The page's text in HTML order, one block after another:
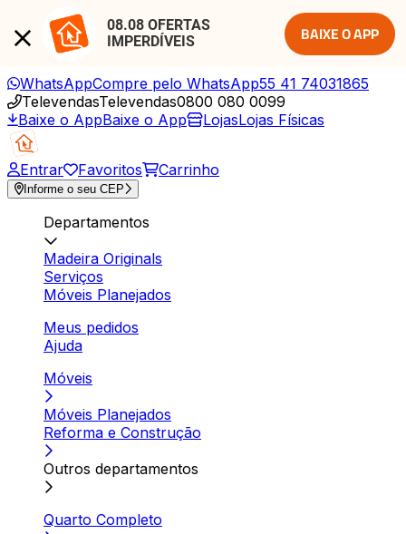
08.08 OFERTAS
IMPERDÍVEIS
BAIXE O APP
WhatsAppCompre pelo WhatsApp55 41 74031865
TelevendasTelevendas0800 080 0099
Baixe o AppBaixe o App LojasLojas Físicas
Entrar Favoritos Carrinho
Informe o seu CEP
Departamentos
Madeira Originals
Serviços
Móveis Planejados
Meus pedidos
Ajuda
Móveis
Móveis Planejados
Reforma e Construção
Outros departamentos
Quarto Completo